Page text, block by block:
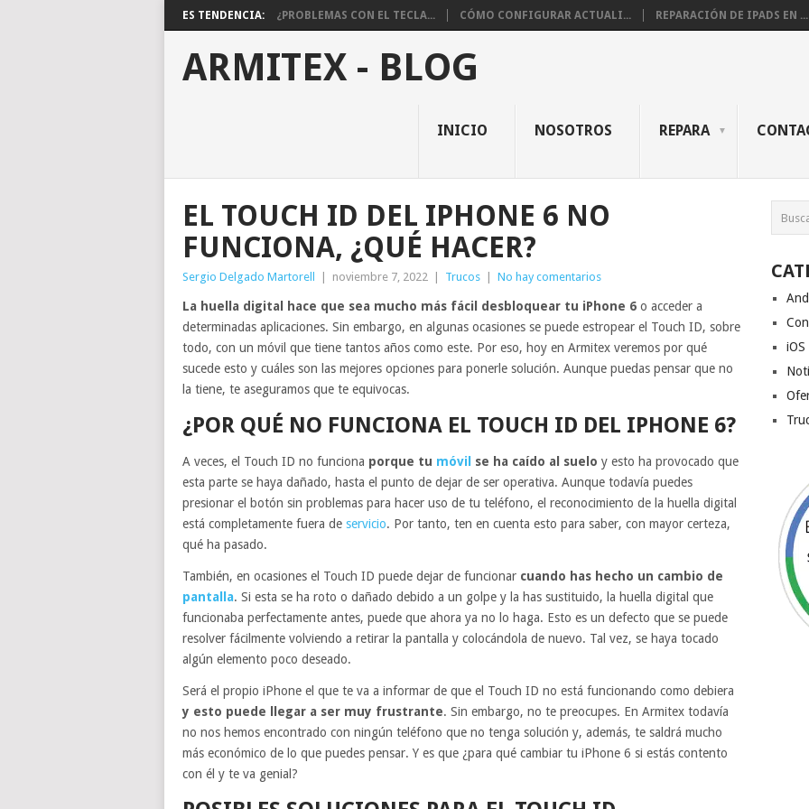
ES TENDENCIA: ¿PROBLEMAS CON EL TECLA... CÓMO CONFIGURAR ACTUALI... REPARACIÓN DE IPADS EN ...
ARMITEX - BLOG
INICIO NOSOTROS REPARA
EL TOUCH ID DEL IPHONE 6 NO
FUNCIONA, ¿QUÉ HACER?
Sergio Delgado Martorell noviembre 7, 2022 Trucos No hay comentarios
La huella digital hace que sea mucho más fácil desbloquear tu iPhone 6 o acceder a
determinadas aplicaciones. Sin embargo, en algunas ocasiones se puede estropear el Touch ID, sobre
todo, con un móvil que tiene tantos años como este. Por eso, hoy en Armitex veremos por qué
sucede esto y cuáles son las mejores opciones para ponerle solución. Aunque puedas pensar que no
la tiene, te aseguramos que te equivocas.
¿POR QUÉ NO FUNCIONA EL TOUCH ID DEL IPHONE 6?
A veces, el Touch ID no funciona porque tu móvil se ha caído al suelo y esto ha provocado que
esta parte se haya dañado, hasta el punto de dejar de ser operativa. Aunque todavía puedes
presionar el botón sin problemas para hacer uso de tu teléfono, el reconocimiento de la huella digital
está completamente fuera de servicio. Por tanto, ten en cuenta esto para saber, con mayor certeza,
qué ha pasado.
También, en ocasiones el Touch ID puede dejar de funcionar cuando has hecho un cambio de
pantalla. Si esta se ha roto o dañado debido a un golpe y la has sustituido, la huella digital que
funcionaba perfectamente antes, puede que ahora ya no lo haga. Esto es un defecto que se puede
resolver fácilmente volviendo a retirar la pantalla y colocándola de nuevo. Tal vez, se haya tocado
algún elemento poco deseado.
Será el propio iPhone el que te va a informar de que el Touch ID no está funcionando como debiera
y esto puede llegar a ser muy frustrante. Sin embargo, no te preocupes. En Armitex todavía
no nos hemos encontrado con ningún teléfono que no tenga solución y, además, te saldrá mucho
más económico de lo que puedes pensar. Y es que ¿para qué cambiar tu iPhone 6 si estás contento
con él y te va genial?
iOS